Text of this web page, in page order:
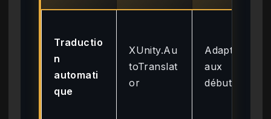
Traductio
n
automati
que
XUnity.Au
toTranslat
or
Adapté
aux
débutants